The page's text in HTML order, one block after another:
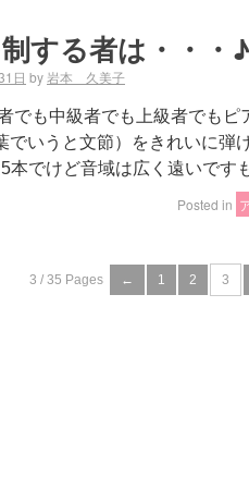
する者は・・・♪
日 by 岩本 久美子
でも中級者でも上級者でも
でいうと文節）をきれいに
5本でけど音域は広く遠いです
Posted in
3 / 35 Pages ← 1 2 3